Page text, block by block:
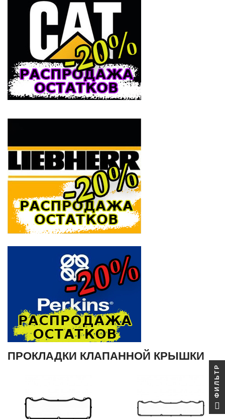
ПРОКЛАДКИ КЛАПАННОЙ КРЫШКИ
ФИЛЬТР